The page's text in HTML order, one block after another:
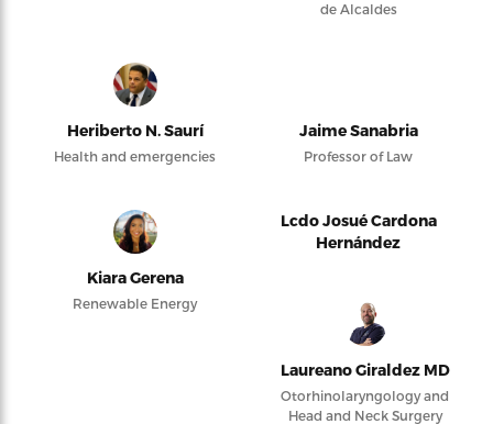
de Alcaldes
Heriberto N. Saurí
Health and emergencies
Jaime Sanabria
Professor of Law
Kiara Gerena
Renewable Energy
Lcdo Josué Cardona
Hernández
Laureano Giraldez MD
Otorhinolaryngology and
Head and Neck Surgery